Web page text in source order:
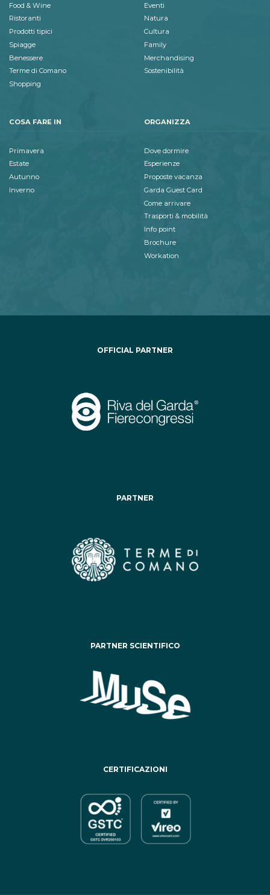
Food & Wine
Ristoranti
Prodotti tipici
Spiagge
Benessere
Terme di Comano
Shopping
Eventi
Natura
Cultura
Family
Merchandising
Sostenibilità
COSA FARE IN
Primavera
Estate
Autunno
Inverno
ORGANIZZA
Dove dormire
Esperienze
Proposte vacanza
Garda Guest Card
Come arrivare
Trasporti & mobilità
Info point
Brochure
Workation
OFFICIAL PARTNER
PARTNER
PARTNER SCIENTIFICO
CERTIFICAZIONI